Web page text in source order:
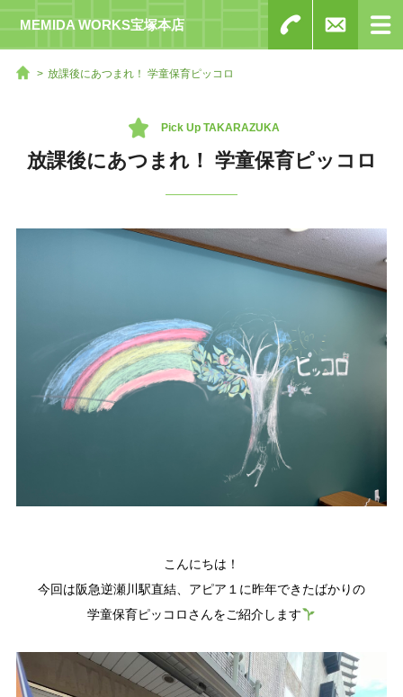
MEMIDA WORKS宝塚本店
放課後にあつまれ！ 学童保育ピッコロ
Pick Up TAKARAZUKA
放課後にあつまれ！ 学童保育ピッコロ
こんにちは！
今回は阪急逆瀬川駅直結、アピア１に昨年できたばかりの
学童保育ピッコロさんをご紹介します